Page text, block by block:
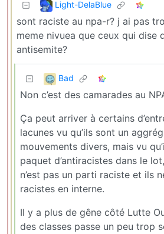
Light-DelaBlue
sont raciste au npa-r? j ai pas
meme nivuea que ceux qui dise
antisemite?
Bad
Non c’est des camarades au
Ça peut arriver à certains
lacunes vu qu’ils sont un
mouvements divers, mais vu
paquet d’antiracistes dans le
n’est pas un parti raciste et ils
racistes en interne.
Il y a plus de gêne côté Lutte
des classes passe un peu trop